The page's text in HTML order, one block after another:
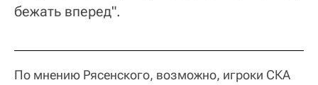
бежать вперед".
По мнению Рясенского, возможно, игроки СКА